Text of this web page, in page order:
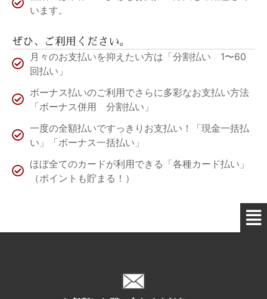
います。
ぜひ、ご利用ください。
月々のお支払いを抑えたい方は「分割払い 1〜60
回払い」
ボーナス払いのご利用でさらに多彩なお支払い方法
「ボーナス併用 分割払い」
一度の全額払いですっきりお支払い！「現金一括払
い」「ボーナス一括払い」
ほぼ全てのカードが利用できる「各種カード払い」
（ポイントも貯まる！）